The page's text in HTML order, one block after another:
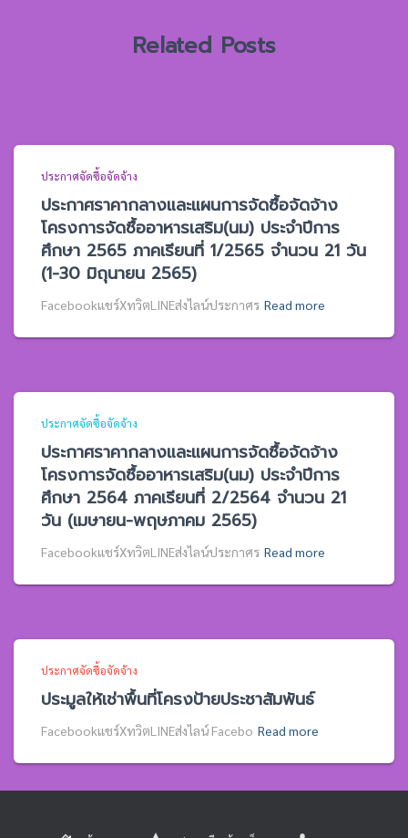
Related Posts
ประกาศจัดซื้อจัดจ้าง
ประกาศราคากลางและแผนการจัดซื้อจัดจ้าง
โครงการจัดซื้ออาหารเสริม(นม) ประจำปีการ
ศึกษา 2565 ภาคเรียนที่ 1/2565 จำนวน 21 วัน
(1-30 มิถุนายน 2565)
Facebookแชร์XทวิตLINEส่งไลน์ประกาศร Read more
ประกาศจัดซื้อจัดจ้าง
ประกาศราคากลางและแผนการจัดซื้อจัดจ้าง
โครงการจัดซื้ออาหารเสริม(นม) ประจำปีการ
ศึกษา 2564 ภาคเรียนที่ 2/2564 จำนวน 21
วัน (เมษายน-พฤษภาคม 2565)
Facebookแชร์XทวิตLINEส่งไลน์ประกาศร Read more
ประกาศจัดซื้อจัดจ้าง
ประมูลให้เช่าพื้นที่โครงป้ายประชาสัมพันธ์
Facebookแชร์XทวิตLINEส่งไลน์ Facebo Read more